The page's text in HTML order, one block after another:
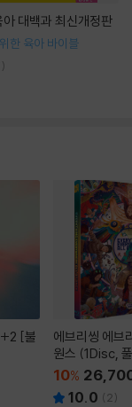
아 대백과 최신개정판
한 육아 바이블
)
[불
에브리씽 에브
원스 (1Disc,
판) : 블루레이
10%
10.0 ( 2)